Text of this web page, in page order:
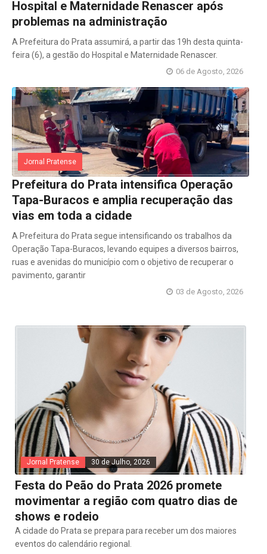
Hospital e Maternidade Renascer após
problemas na administração
A Prefeitura do Prata assumirá, a partir das 19h desta quinta-
feira (6), a gestão do Hospital e Maternidade Renascer.
06 de Agosto, 2026
Jornal Pratense
Prefeitura do Prata intensifica Operação
Tapa-Buracos e amplia recuperação das
vias em toda a cidade
A Prefeitura do Prata segue intensificando os trabalhos da
Operação Tapa-Buracos, levando equipes a diversos bairros,
ruas e avenidas do município com o objetivo de recuperar o
pavimento, garantir
03 de Agosto, 2026
Jornal Pratense 30 de Julho, 2026
Festa do Peão do Prata 2026 promete
movimentar a região com quatro dias de
shows e rodeio
A cidade do Prata se prepara para receber um dos maiores
eventos do calendário regional.